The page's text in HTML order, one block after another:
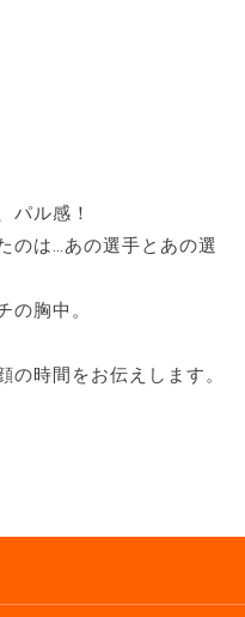
パル感！
のは…あの選手とあの選
の胸中。
時間をお伝えします。